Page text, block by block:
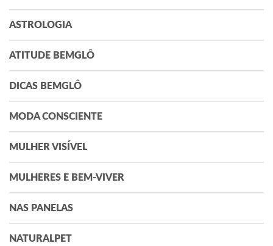
ASTROLOGIA
ATITUDE BEMGLÔ
DICAS BEMGLÔ
MODA CONSCIENTE
MULHER VISÍVEL
MULHERES E BEM-VIVER
NAS PANELAS
NATURALPET